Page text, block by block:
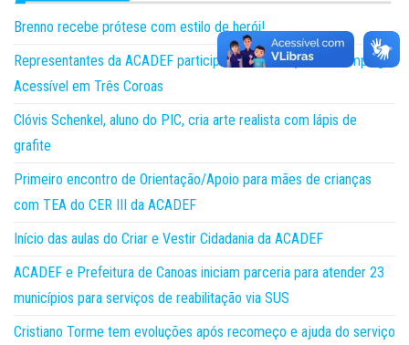
Brenno recebe prótese com estilo de herói!
Representantes da ACADEF participam da 5ª edição do Camping
Acessível em Três Coroas
Clóvis Schenkel, aluno do PIC, cria arte realista com lápis de
grafite
Primeiro encontro de Orientação/Apoio para mães de crianças
com TEA do CER III da ACADEF
Início das aulas do Criar e Vestir Cidadania da ACADEF
ACADEF e Prefeitura de Canoas iniciam parceria para atender 23
municípios para serviços de reabilitação via SUS
Cristiano Torme tem evoluções após recomeço e ajuda do serviço